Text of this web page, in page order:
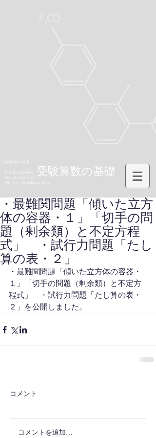
受験算数の基礎
・最難関問題「傾いた立方
体の容器・１」「切手の問
題（剰余類）と不定方程
式」 ・試行力問題「たし
算の表・２」
・最難関問題「傾いた立方体の容器・
１」「切手の問題（剰余類）と不定方
程式」　・試行力問題「たし算の表・
２」を公開しました。
コメント
コメントを追加…